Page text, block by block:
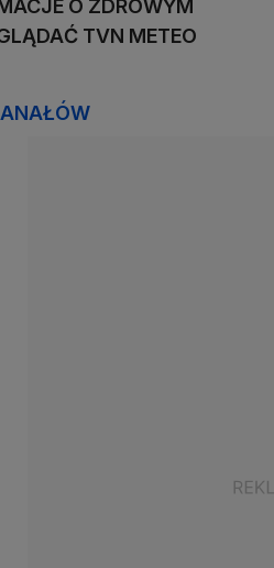
O ZDROWYM
TVN METEO